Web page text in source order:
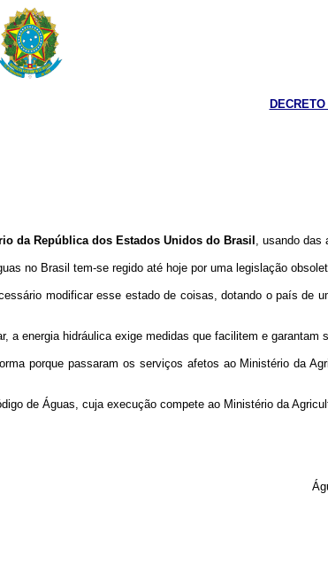
da República dos Estados Unidos do Brasil , usando das
no Brasil tem-se regido até hoje por uma legislação
modificar esse estado de coisas, dotando o país de
energia hidráulica exige medidas que facilitem e garantam
porque passaram os serviços afetos ao Ministério da
de Águas, cuja execução compete ao Ministério da